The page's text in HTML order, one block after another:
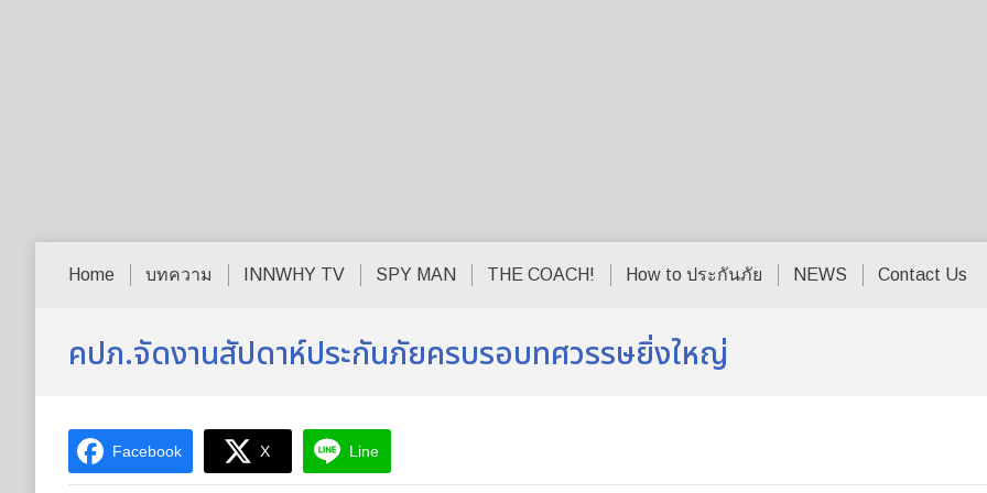
Home บทความ INNWHY TV SPY MAN THE COACH! How to ประกันภัย NEWS Contact Us
คปภ.จัดงานสัปดาห์ประกันภัยครบรอบทศวรรษยิ่งใหญ่
Facebook X Line